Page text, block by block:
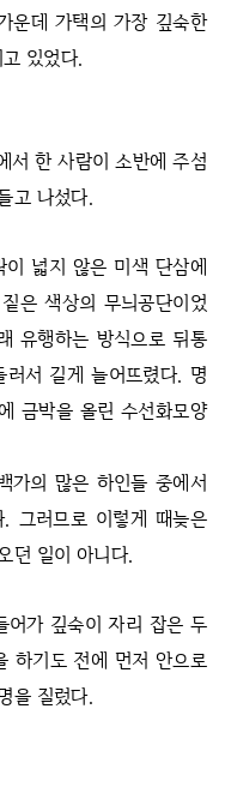
운데 가택의 가장 깊숙한
있었다.
서 한 사람이 소반에 주섬
고 나섰다.
넓지 않은 미색 단삼에
은 색상의 무늬공단이었
유행하는 방식으로 뒤통
서 길게 늘어뜨렸다. 명
금박을 올린 수선화모양
가의 많은 하인들 중에서
그러므로 이렇게 때늦은
던 일이 아니다.
어가 깊숙이 자리 잡은 두
하기도 전에 먼저 안으로
을 질렀다.